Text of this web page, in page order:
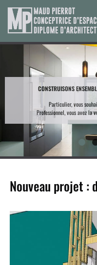
Aller
contenu
CONSTRUISONS
Particulier, vous
Professionnel, vous avez
Nouveau projet :